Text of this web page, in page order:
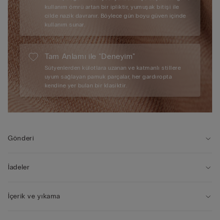
kullanım ömrü artan bir ipliktir, yumuşak bitişi ile
cilde nazik davranır. Böylece gün boyu güven içinde
kullanım sunar.
Tam Anlamı ile "Deneyim"
Sütyenlerden külotlara uzanan ve katmanlı stillere
uyum sağlayan pamuk parçalar, her gardıropta
kendine yer bulan bir klasiktir.
Gönderi
İadeler
İçerik ve yıkama